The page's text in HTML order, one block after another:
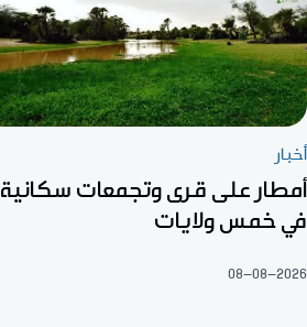
أخبار
أمطار على قرى وتجمعات سكانية
في خمس ولايات
08-08-2026